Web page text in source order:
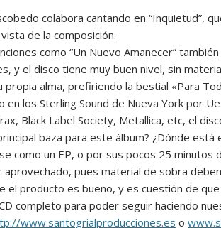
colabora cantando en “Inquietud”,
de la composición.
como “Un Nuevo Amanecer”
y el disco tiene muy buen nivel, sin
propia alma, prefiriendo la bestial «Para
en los Sterling Sound de Nueva York por
Black Label Society, Metallica, etc, el
baza para este álbum? ¿Dónde
como un EP, o por sus pocos 25 minutos
aprovechado, pues material de sobra
el producto es bueno, y es cuestión de
completo para poder seguir haciendo
www.santogrialproducciones.es o